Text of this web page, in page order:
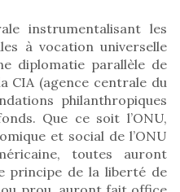
instrumentalisant les
à vocation universelle
diplomatie parallèle de
CIA (agence centrale du
philanthropiques
Que ce soit l’ONU,
et social de l’ONU
toutes auront
principe de la liberté de